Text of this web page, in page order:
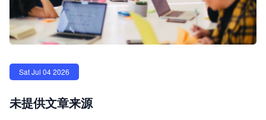
Sat Jul 04 2026
未提供文章来源